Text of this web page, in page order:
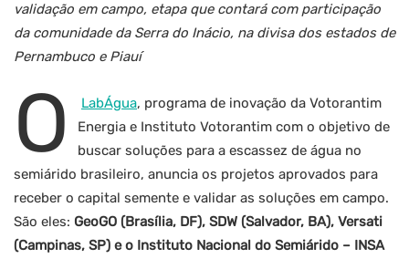
validação em campo, etapa que contará com participação
da comunidade da Serra do Inácio, na divisa dos estados de
Pernambuco e Piauí
O LabÁgua, programa de inovação da Votorantim
Energia e Instituto Votorantim com o objetivo de
buscar soluções para a escassez de água no
semiárido brasileiro, anuncia os projetos aprovados para
receber o capital semente e validar as soluções em campo.
São eles: GeoGO (Brasília, DF), SDW (Salvador, BA), Versati
(Campinas, SP) e o Instituto Nacional do Semiárido – INSA